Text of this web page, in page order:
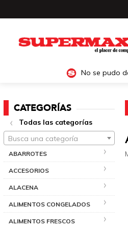
No se pudo
CATEGORÍAS
Todas las categorías
Busca una categoría
ABARROTES
ACCESORIOS
ALACENA
ALIMENTOS CONGELADOS
ALIMENTOS FRESCOS